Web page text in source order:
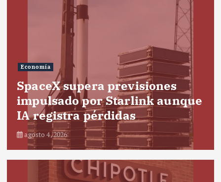
Economía
SpaceX supera previsiones
impulsado por Starlink aunque
IA registra pérdidas
agosto 4, 2026